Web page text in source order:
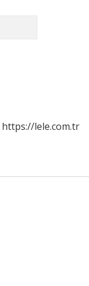
https://lele.com.tr